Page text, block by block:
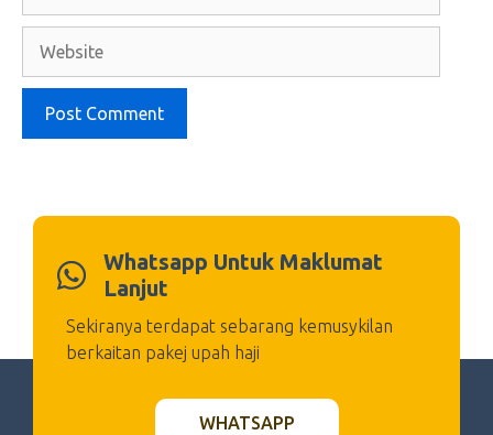
Whatsapp Untuk Maklumat
Lanjut
Sekiranya terdapat sebarang kemusykilan
berkaitan pakej upah haji
WHATSAPP